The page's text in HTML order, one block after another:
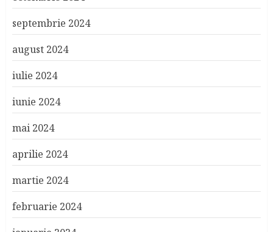
septembrie 2024
august 2024
iulie 2024
iunie 2024
mai 2024
aprilie 2024
martie 2024
februarie 2024